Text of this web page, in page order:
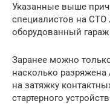
Указанные выше
специалистов на СТО
оборудованный гараж
Заранее можно
насколько
на затяжку
стартерного